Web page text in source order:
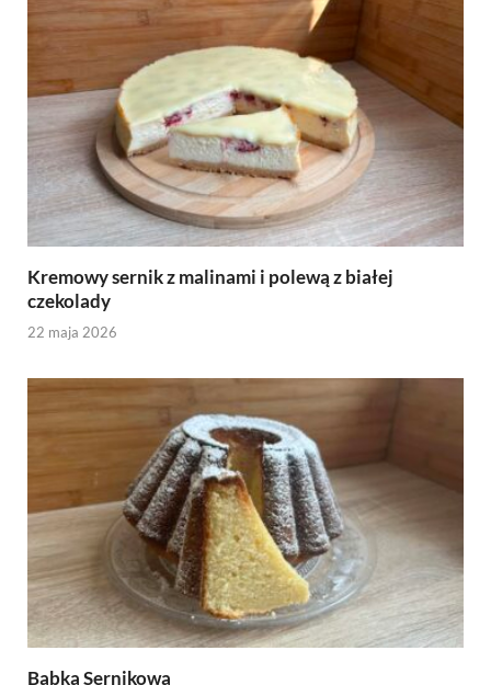
Kremowy sernik z malinami i polewą z białej
czekolady
22 maja 2026
Babka Sernikowa